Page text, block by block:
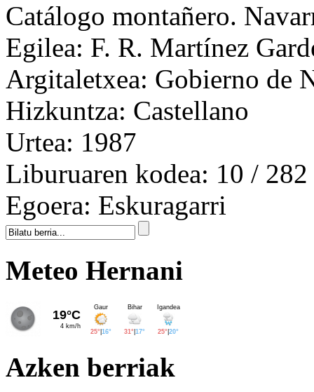
Catálogo montañero.
Egilea: F. R. Martínez
Argitaletxea: Gobierno de
Hizkuntza: Castellano
Urtea: 1987
Liburuaren kodea: 10 / 282
Egoera: Eskuragarri
Meteo Hernani
Azken berriak